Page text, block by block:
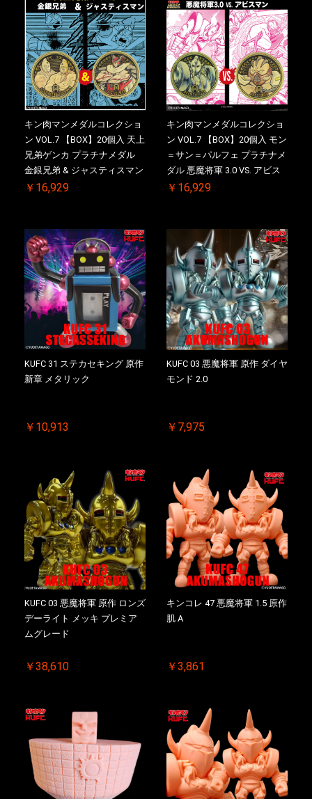
キン肉マンメダルコレクショ
ン VOL.7 【BOX】20個入 天上
兄弟ゲンカ プラチナメダル
金銀兄弟 & ジャスティスマン
2.0 初回シリアルNO.入 ケース
￥16,929
キン肉マンメダルコレクショ
ン VOL.7 【BOX】20個入 モン
＝サン＝パルフェ プラチナメ
ダル 悪魔将軍 3.0 VS. アビス
マン 初回シリアルNO.入 ケー
￥16,929
KUFC 31 ステカセキング 原作
新章 メタリック
￥10,913
KUFC 03 悪魔将軍 原作 ダイヤ
モンド 2.0
￥7,975
KUFC 03 悪魔将軍 原作 ロンズ
デーライト メッキ プレミア
ムグレード
￥38,610
キンコレ 47 悪魔将軍 1.5 原作
肌 A
￥3,861